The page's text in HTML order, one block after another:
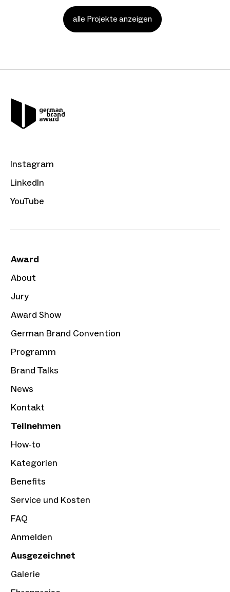
alle Projekte anzeigen
Instagram
LinkedIn
YouTube
Award
About
Jury
Award Show
German Brand Convention
Programm
Brand Talks
News
Kontakt
Teilnehmen
How-to
Kategorien
Benefits
Service und Kosten
FAQ
Anmelden
Ausgezeichnet
Galerie